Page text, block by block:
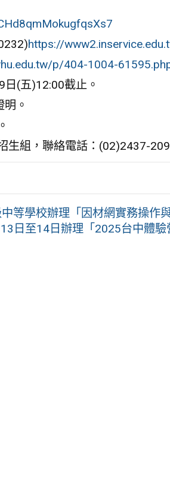
https://
p/404-1004-
(五)12:00截止。
。
生組，聯絡電話：(02)2437-
等學校辦理「因材網實務操作
日至14日辦理「2025台中體驗